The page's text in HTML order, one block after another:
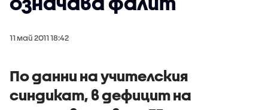
11 май 2011 18:42
По данни на учителския
синдикат, в дефицит на